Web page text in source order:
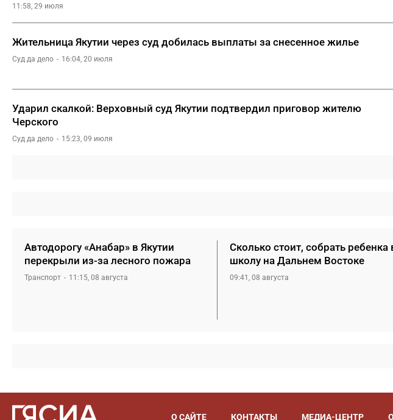
11:58, 29 июля
Жительница Якутии через суд добилась выплаты за снесенное жилье
Суд да дело 16:04, 20 июля
Ударил скалкой: Верховный суд Якутии подтвердил приговор жителю
Черского
Суд да дело 15:23, 09 июля
Автодорогу «Анабар» в Якутии
перекрыли из-за лесного пожара
Транспорт 11:15, 08 августа
Сколько стоит, собрать ребенка
школу на Дальнем Востоке
09:41, 08 августа
О САЙТЕ КОНТАКТЫ МЕДИА-ЦЕНТР